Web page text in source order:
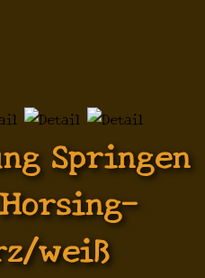
Springen
weiß